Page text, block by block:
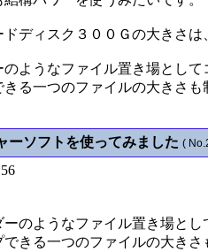
ドディスク３００Ｇの大きさ
ようなファイル置き場として
きる一つのファイルの大きさ
ーソフトを使ってみました (
ーのようなファイル置き場と
できる一つのファイルの大き